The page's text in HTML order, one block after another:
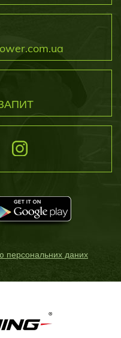
персональних даних